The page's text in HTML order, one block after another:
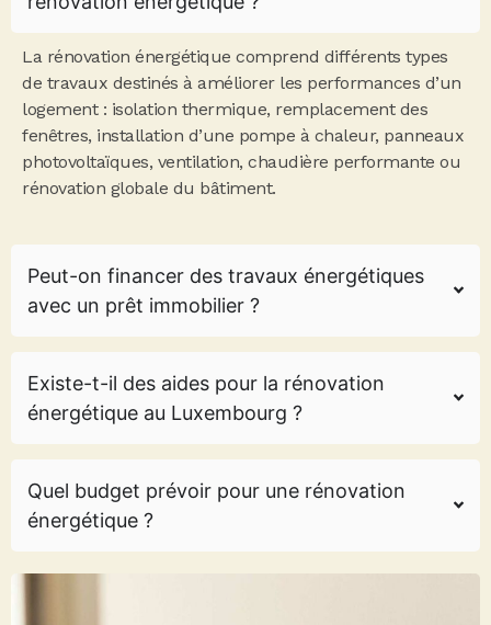
La rénovation énergétique comprend différents types
de travaux destinés à améliorer les performances d’un
logement : isolation thermique, remplacement des
fenêtres, installation d’une pompe à chaleur, panneaux
photovoltaïques, ventilation, chaudière performante ou
rénovation globale du bâtiment.
Peut-on financer des travaux énergétiques
avec un prêt immobilier ?
Existe-t-il des aides pour la rénovation
énergétique au Luxembourg ?
Quel budget prévoir pour une rénovation
énergétique ?